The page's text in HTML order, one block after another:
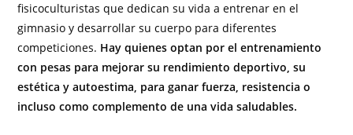
fisicoculturistas que dedican su vida a entrenar en el
gimnasio y desarrollar su cuerpo para diferentes
competiciones. Hay quienes optan por el entrenamiento
con pesas para mejorar su rendimiento deportivo, su
estética y autoestima, para ganar fuerza, resistencia o
incluso como complemento de una vida saludables.